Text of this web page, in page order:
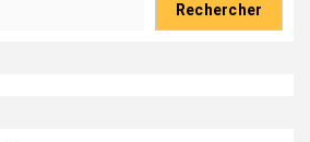
Rechercher